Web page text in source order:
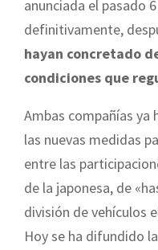
anunciada el pasado
definitivamente,
hayan concretado
condiciones que
Ambas compañías ya
las nuevas medidas
entre las
de la japonesa, de
división de vehículos
Hoy se ha difundido